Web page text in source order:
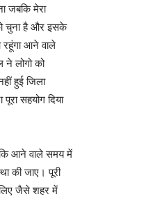
जबकि मेरा
चुना है और इसके
रहूंगा आने वाले
ने लोगो को
हुई जिला
सहयोग दिया
आने वाले समय में
की जाए। पूरी
लिए जैसे शहर में